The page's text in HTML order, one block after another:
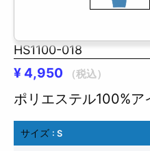
HS1100-018
¥ 4,950 （税込）
ポリエステル100%
サイズ : S